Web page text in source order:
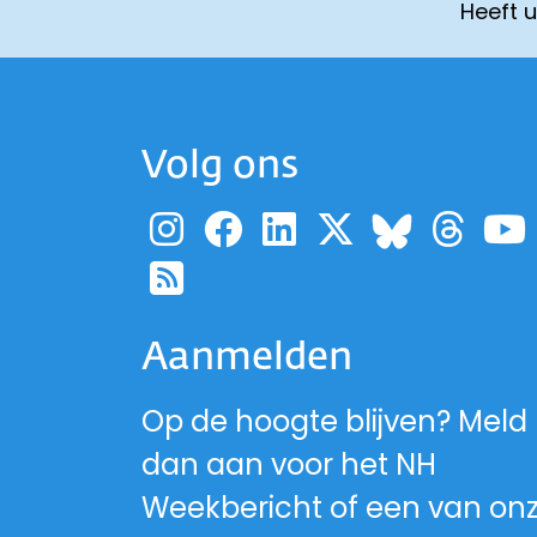
Heeft
Volg ons
Ga naar de
Ga naar de
Ga naar de
Ga naar
Ga
Ga naar de RSS-
Aanmelden
Op de hoogte blijven? Meld
dan aan voor het NH
Weekbericht of een van